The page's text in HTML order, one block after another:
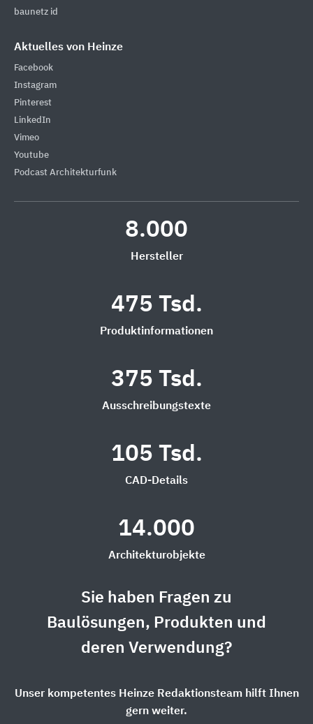
baunetz id
Aktuelles von Heinze
Facebook
Instagram
Pinterest
LinkedIn
Vimeo
Youtube
Podcast Architekturfunk
8.000
Hersteller
475 Tsd.
Produktinformationen
375 Tsd.
Ausschreibungstexte
105 Tsd.
CAD-Details
14.000
Architekturobjekte
Sie haben Fragen zu
Baulösungen, Produkten und
deren Verwendung?
Unser kompetentes Heinze Redaktionsteam hilft Ihnen
gern weiter.